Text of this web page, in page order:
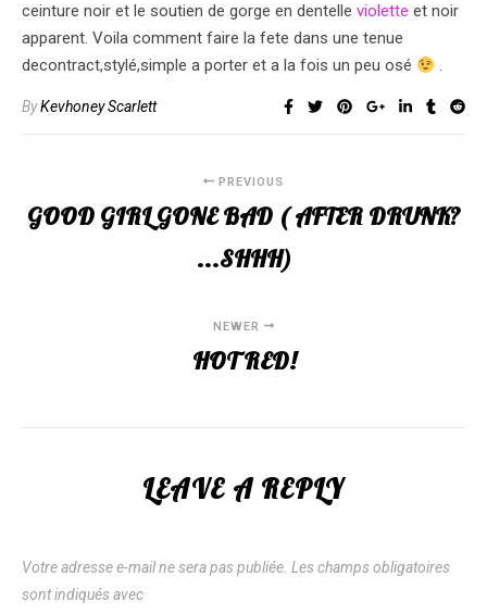
ceinture noir et le soutien de gorge en dentelle violette et noir
apparent. Voila comment faire la fete dans une tenue
decontract,stylé,simple a porter et a la fois un peu osé
.
ByKevhoney Scarlett
PREVIOUS
GOOD GIRL GONE BAD ( AFTER DRUNK?
...SHHH)
NEWER
HOT RED!
LEAVE A REPLY
Votre adresse e-mail ne sera pas publiée. Les champs obligatoires
sont indiqués avec